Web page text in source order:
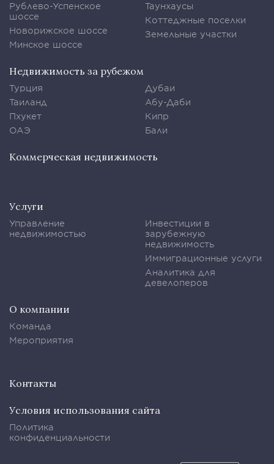
Рублево-Успенское
шоссе
Новорижское шоссе
Минское шоссе
Таунхаусы
Коттеджные поселки
Земельные участки
Недвижимость за рубежом
Турция
Таиланд
Пхукет
ОАЭ
Дубаи
Абу-Даби
Кипр
Бали
Коммерческая недвижимость
Услуги
Управление
недвижимостью
Инвестиции в
зарубежную
недвижимость
Иммиграционные услуги
Аналитика для
девелоперов
О компании
Команда
Мероприятия
Контакты
Условия использования сайта
Политика
конфиденциальности